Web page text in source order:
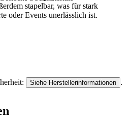
stapelbar, was für stark
oder Events unerlässlich ist.
Siehe Herstellerinformationen .